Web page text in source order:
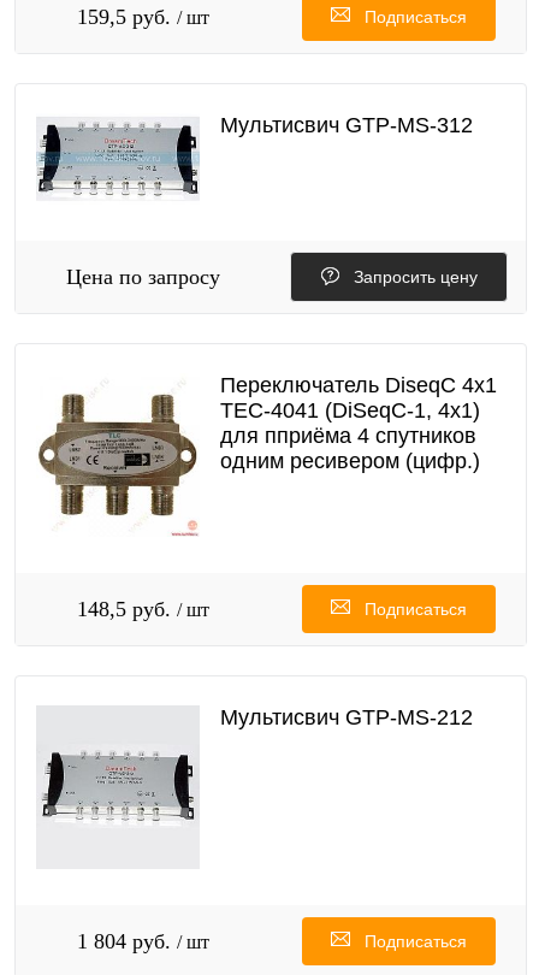
159,5 руб. / шт Подписаться
Мультисвич GTP-MS-312
Цена по запросу Запросить цену
Переключатель DiseqC 4х1
TEC-4041 (DiSeqC-1, 4x1)
для пприёма 4 спутников
одним ресивером (цифр.)
148,5 руб. / шт Подписаться
Мультисвич GTP-MS-212
1 804 руб. / шт Подписаться